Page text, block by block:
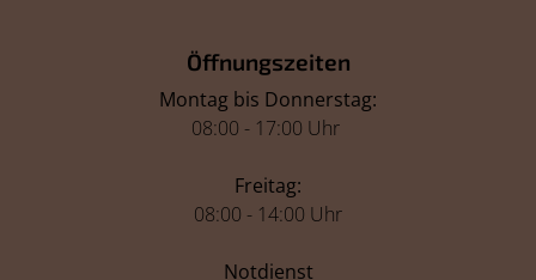
Öffnungszeiten
Montag bis Donnerstag:
08:00 - 17:00 Uhr
Freitag:
08:00 - 14:00 Uhr
Notdienst